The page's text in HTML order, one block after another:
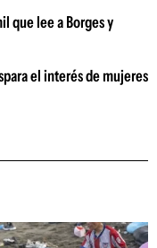
que lee a Borges y
el interés de mujeres